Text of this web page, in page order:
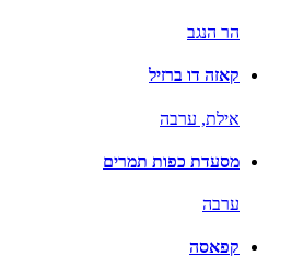
הר הנגב
קאזה דו ברזיל
אילת, ערבה
מסעדת כפות תמרים
ערבה
קפאסה